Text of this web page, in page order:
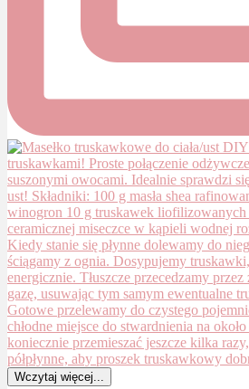
Wczytaj więcej...